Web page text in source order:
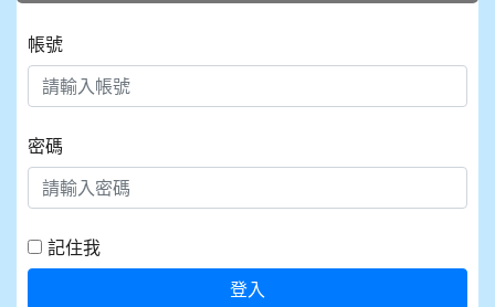
帳號
密碼
記住我
登入